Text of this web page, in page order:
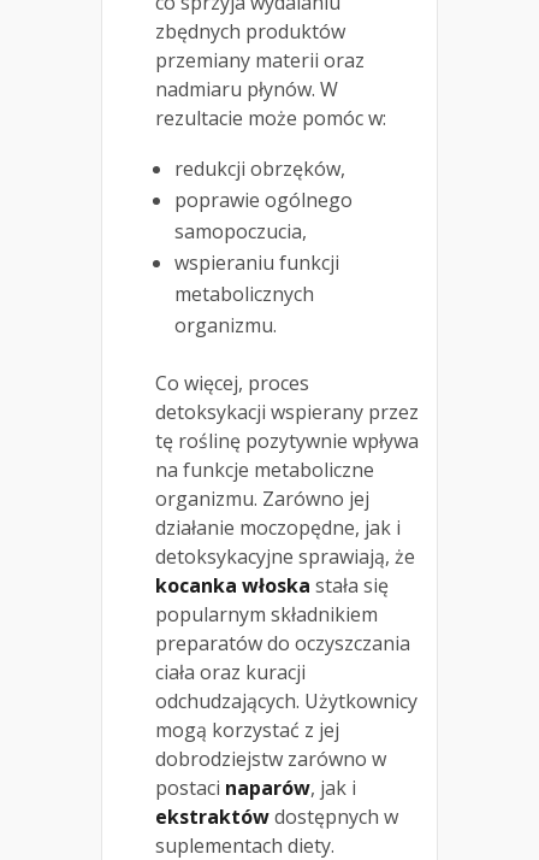
zbędnych produktów
przemiany materii oraz
nadmiaru płynów. W
rezultacie może pomóc w:
redukcji obrzęków,
poprawie ogólnego
samopoczucia,
wspieraniu funkcji
metabolicznych
organizmu.
Co więcej, proces
detoksykacji wspierany przez
tę roślinę pozytywnie wpływa
na funkcje metaboliczne
organizmu. Zarówno jej
działanie moczopędne, jak i
detoksykacyjne sprawiają, że
kocanka włoska stała się
popularnym składnikiem
preparatów do oczyszczania
ciała oraz kuracji
odchudzających. Użytkownicy
mogą korzystać z jej
dobrodziejstw zarówno w
postaci naparów, jak i
ekstraktówdostępnych w
suplementach diety.